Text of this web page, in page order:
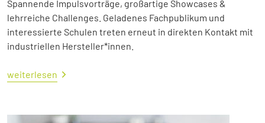
Spannende Impulsvorträge, großartige Showcases &
lehrreiche Challenges. Geladenes Fachpublikum und
interessierte Schulen treten erneut in direkten Kontakt mit
industriellen Hersteller*innen.
weiterlesen